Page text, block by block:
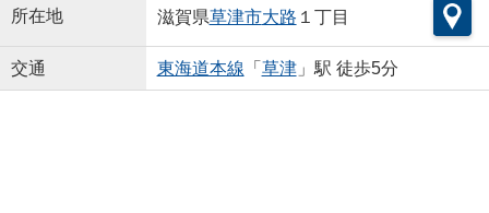
所在地 滋賀県草津市大路 １丁目
交通 東海道本線 「 草津」駅 徒歩5分